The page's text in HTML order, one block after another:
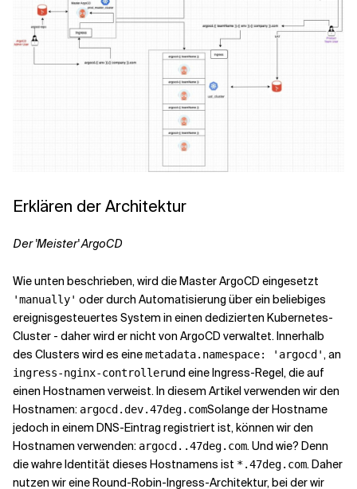
Erklären der Architektur
Der 'Meister' ArgoCD
Wie unten beschrieben, wird die Master ArgoCD eingesetzt
'manually' oder durch Automatisierung über ein beliebiges
ereignisgesteuertes System in einen dedizierten Kubernetes-
Cluster - daher wird er nicht von ArgoCD verwaltet. Innerhalb
des Clusters wird es einemetadata.namespace: 'argocd', an
ingress-nginx-controllerund eine Ingress-Regel, die auf
einen Hostnamen verweist. In diesem Artikel verwenden wir den
Hostnamen: argocd.dev.47deg.comSolange der Hostname
jedoch in einem DNS-Eintrag registriert ist, können wir den
Hostnamen verwenden: argocd..47deg.com. Und wie? Denn
die wahre Identität dieses Hostnamens ist *.47deg.com. Daher
nutzen wir eine Round-Robin-Ingress-Architektur, bei der wir